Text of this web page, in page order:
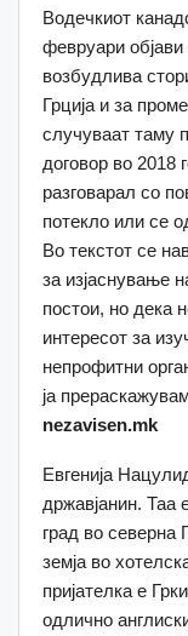
Водечкиот
февруари
возбудлива
Грција и за
случуваат таму
договор во
разговарал со
потекло или се
Во текстот се
за изјаснување
постои, но дека
интересот за
непрофитни
ја
nezavisen.mk
Евгенија
државјанин. Таа
град во северна
земја во
пријателка е
одлично